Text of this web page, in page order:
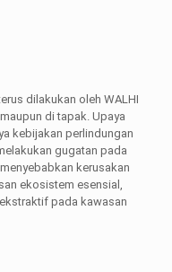
dilakukan oleh WALHI
di tapak. Upaya
kebijakan perlindungan
gugatan pada
kerusakan
ekosistem esensial,
pada kawasan